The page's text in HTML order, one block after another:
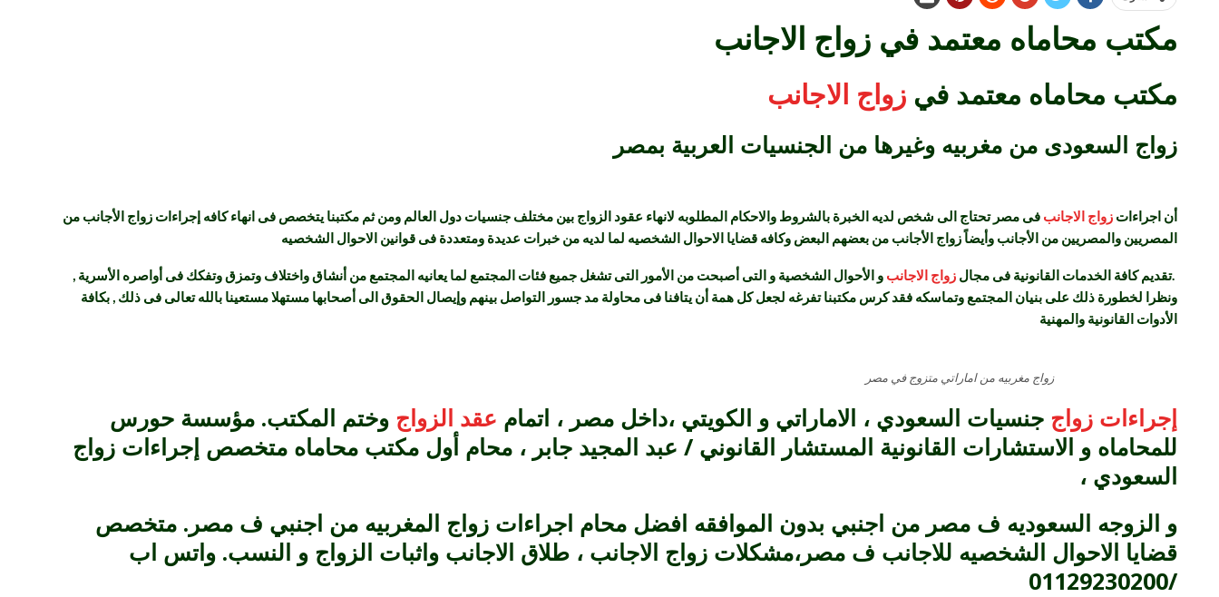
مكتب محاماه معتمد في زواج الاجانب
مكتب محاماه معتمد في زواج الاجانب
زواج السعودى من مغربيه وغيرها من الجنسيات العربية بمصر
أن اجراءات زواج الاجانب فى مصر تحتاج الى شخص لديه الخبرة بالشروط والاحكام المطلوبه لانهاء عقود الزواج بين مختلف جنسيات دول العالم ومن ثم مكتبنا يتخصص فى انهاء كافه إجراءات زواج الأجانب من
المصريين والمصريين من الأجانب وأيضاً زواج الأجانب من بعضهم البعض وكافه قضايا الاحوال الشخصيه لما لديه من خبرات عديدة ومتعددة فى قوانين الاحوال الشخصيه
.تقديم كافة الخدمات القانونية فى مجال زواج الاجانب و الأحوال الشخصية و التى أصبحت من الأمور التى تشغل جميع فئات المجتمع لما يعانيه المجتمع من أنشاق واختلاف وتمزق وتفكك فى أواصره الأسرية ,
ونظرا لخطورة ذلك على بنيان المجتمع وتماسكه فقد كرس مكتبنا تفرغه لجعل كل همة أن يتافنا فى محاولة مد جسور التواصل بينهم وإيصال الحقوق الى أصحابها مستهلا مستعينا بالله تعالى فى ذلك , بكافة
الأدوات القانونية والمهنية
زواج مغربيه من اماراتي متزوج في مصر
إجراءات زواج جنسيات السعودي ، الاماراتي و الكويتي ،داخل مصر ، اتمام عقد الزواج وختم المكتب. مؤسسة حورس
للمحاماه و الاستشارات القانونية المستشار القانوني / عبد المجيد جابر ، محام أول مكتب محاماه متخصص إجراءات زواج
السعودي ،
و الزوجه السعوديه ف مصر من اجنبي بدون الموافقه افضل محام اجراءات زواج المغربيه من اجنبي ف مصر. متخصص
قضايا الاحوال الشخصيه للاجانب ف مصر،مشكلات زواج الاجانب ، طلاق الاجانب واثبات الزواج و النسب. واتس اب
/01129230200